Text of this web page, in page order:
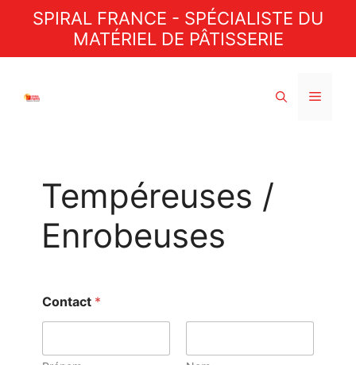
SPIRAL FRANCE - SPÉCIALISTE DU
MATÉRIEL DE PÂTISSERIE
Menu
Tempéreuses /
Enrobeuses
Contact *